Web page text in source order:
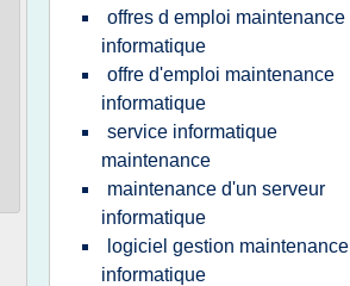
offres d emploi maintenance
informatique
offre d'emploi maintenance
informatique
service informatique
maintenance
maintenance d'un serveur
informatique
logiciel gestion maintenance
informatique